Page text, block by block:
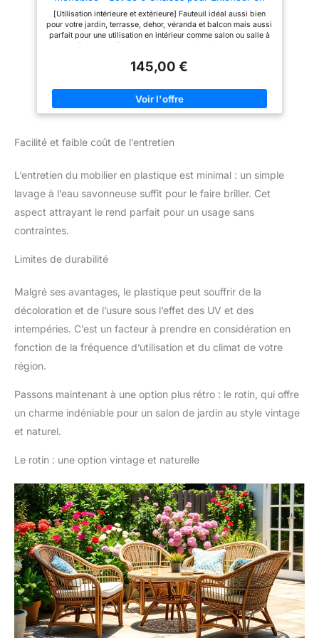
recevez une table de camping
(180 x 70 x 74 cm, capacité 120
kg) et deux bancs de pique-
chacun). Mode d'emploi inclus.
Résine Empilables, Accoudoirs (6, Blanc)
[Utilisation intérieure et extérieure] Fauteuil idéal aussi bien
pour votre jardin, terrasse, dehor, véranda et balcon mais aussi
parfait pour une utilisation en intérieur comme salon ou salle à
traditionnelles, empilable, parfaite à ranger après utilisation ou
autres, vous pouvez économiser de l'espace Facile à entretenir
: l'entretien et l'entretien de ce fauteuil est facile ! Pas besoin
de produits particuliers, il suffit d'un seau avec du savon dilué
mesure 56 x 55 x 78 cm a un poids de seulement 3 kg et une
145,00 €
Facilité et faible coût de l’entretien
L’entretien du mobilier en plastique est minimal : un simple
lavage à l’eau savonneuse suffit pour le faire briller. Cet
aspect attrayant le rend parfait pour un usage sans
contraintes.
Limites de durabilité
Malgré ses avantages, le plastique peut souffrir de la
décoloration et de l’usure sous l’effet des UV et des
intempéries. C’est un facteur à prendre en considération en
fonction de la fréquence d’utilisation et du climat de votre
région.
Passons maintenant à une option plus rétro : le rotin, qui offre
un charme indéniable pour un salon de jardin au style vintage
et naturel.
Le rotin : une option vintage et naturelle